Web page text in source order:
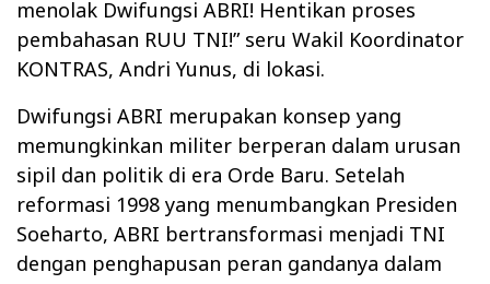
menolak Dwifungsi ABRI! Hentikan proses
pembahasan RUU TNI!” seru Wakil Koordinator
KONTRAS, Andri Yunus, di lokasi.
Dwifungsi ABRI merupakan konsep yang
memungkinkan militer berperan dalam urusan
sipil dan politik di era Orde Baru. Setelah
reformasi 1998 yang menumbangkan Presiden
Soeharto, ABRI bertransformasi menjadi TNI
dengan penghapusan peran gandanya dalam